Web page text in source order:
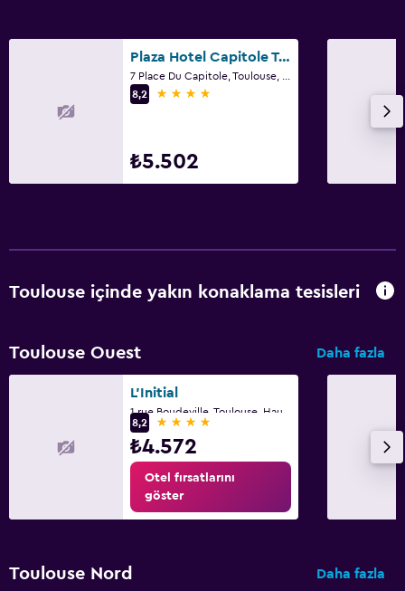
Plaza Hotel Capitole Toulouse
8,2
4 yıldız
₺5.502
Toulouse içinde yakın konaklama tesisleri
Toulouse Ouest Daha fazla
L'Initial
8,2
4 yıldız
₺4.572
Otel fırsatlarını
göster
Toulouse Nord Daha fazla